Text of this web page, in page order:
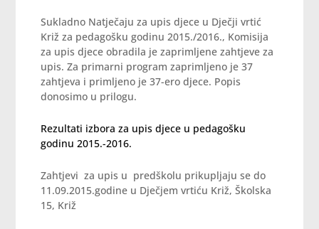
Sukladno Natječaju za upis djece u Dječji vrtić
Križ za pedagošku godinu 2015./2016., Komisija
za upis djece obradila je zaprimljene zahtjeve za
upis. Za primarni program zaprimljeno je 37
zahtjeva i primljeno je 37-ero djece. Popis
donosimo u prilogu.
Rezultati izbora za upis djece u pedagošku
godinu 2015.-2016.
Zahtjevi za upis u predškolu prikupljaju se do
11.09.2015.godine u Dječjem vrtiću Križ, Školska
15, Križ